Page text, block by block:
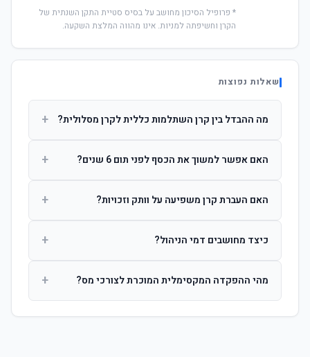
* פרופיל הסיכון מחושב על בסיס סטיית התקן השנתית של
הקרן וחשיפתה למניות. אינו מהווה המלצת השקעה.
שאלות נפוצות
מה ההבדל בין קרן השתלמות כללית לקרן מסלולית? +
ההשקעות. קרן מסלולית עוקבת אחרי מדד ספציפי ומאפשרת
האם אפשר למשוך את הכסף לפני תום 6 שנים? +
הרווחים. לאחר 6 שנים ניתן למשוך פטור ממס עד לתקרה
האם העברת קרן משפיעה על וותק וזכויות? +
החברות. הוותק ממשיך להיספר מיום ההפקדה הראשונה.
כיצד מחושבים דמי הניהול? +
ומתן על שיעורם בעת הצטרפות.
מהי ההפקדה המקסימלית המוכרת לצורכי מס? +